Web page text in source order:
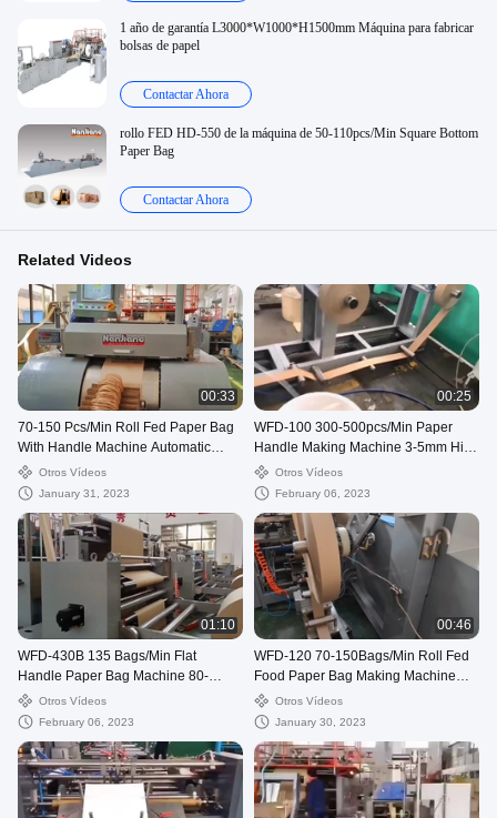
1 año de garantía L3000*W1000*H1500mm Máquina para fabricar
bolsas de papel
Contactar Ahora
rollo FED HD-550 de la máquina de 50-110pcs/Min Square Bottom
Paper Bag
Contactar Ahora
Related Videos
00:33
70-150 Pcs/Min Roll Fed Paper Bag
With Handle Machine Automatic
WFD-330
Otros Vídeos
January 31, 2023
00:25
WFD-100 300-500pcs/Min Paper
Handle Making Machine 3-5mm High
SpeedOtros Vídeos
February 06, 2023
01:10
WFD-430B 135 Bags/Min Flat
Handle Paper Bag Machine 80-
200mm Roll Fed Square Bottom
Otros Vídeos
February 06, 2023
00:46
WFD-120 70-150Bags/Min Roll Fed
Food Paper Bag Making Machine
Twisted Handle Fully Automatic
Otros Vídeos
January 30, 2023